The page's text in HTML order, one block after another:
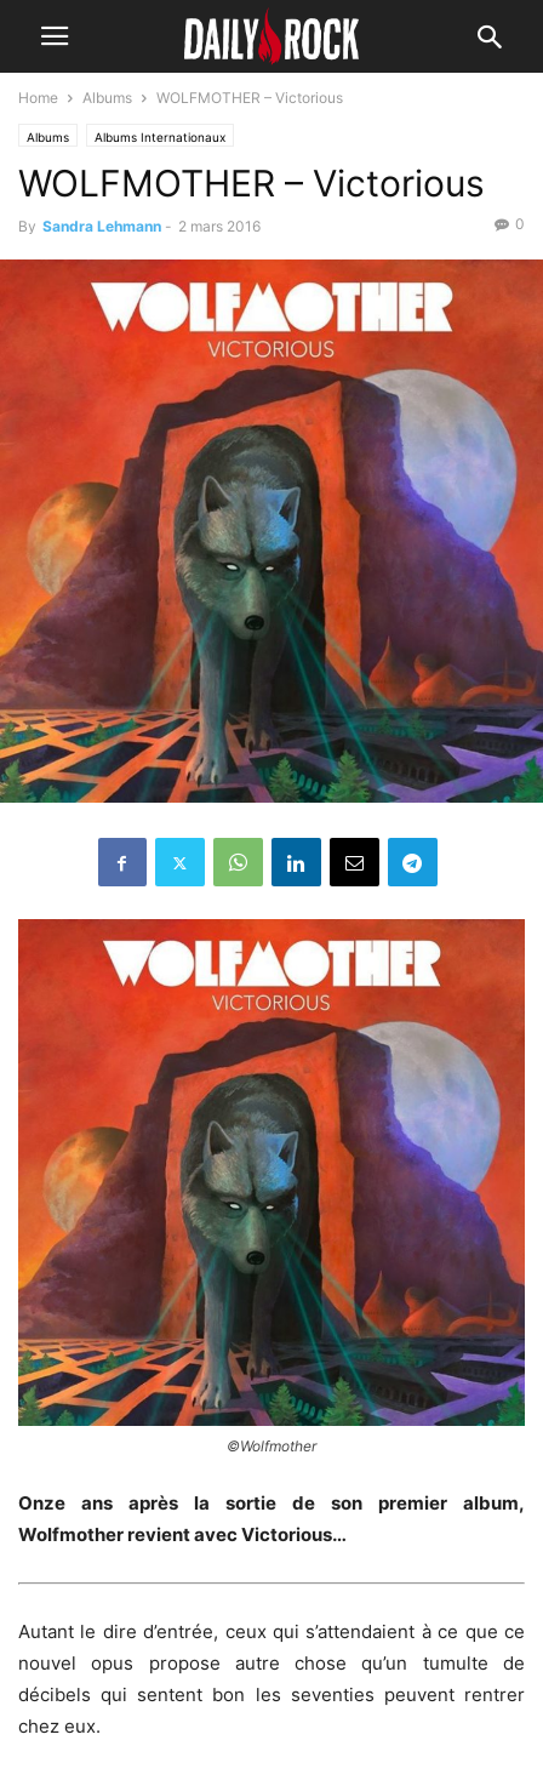
Home Albums WOLFMOTHER – Victorious
Albums Albums Internationaux
WOLFMOTHER – Victorious
By Sandra Lehmann - 2 mars 2016 0
©Wolfmother
Onze ans après la sortie de son premier album,
Wolfmother revient avec Victorious…
Autant le dire d’entrée, ceux qui s’attendaient à ce que ce
nouvel opus propose autre chose qu’un tumulte de
décibels qui sentent bon les seventies peuvent rentrer
chez eux.